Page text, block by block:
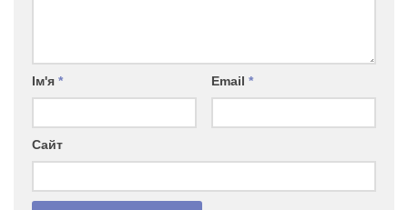
Ім'я * Email *
Сайт